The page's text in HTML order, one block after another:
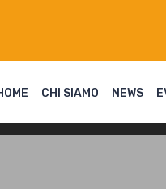
CHI SIAMO NEWS